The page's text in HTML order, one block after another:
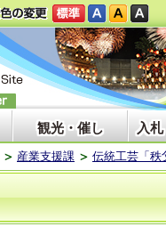
観光・催し 入
産業支援課 伝統工芸「秩